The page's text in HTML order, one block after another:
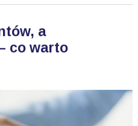
a
co warto